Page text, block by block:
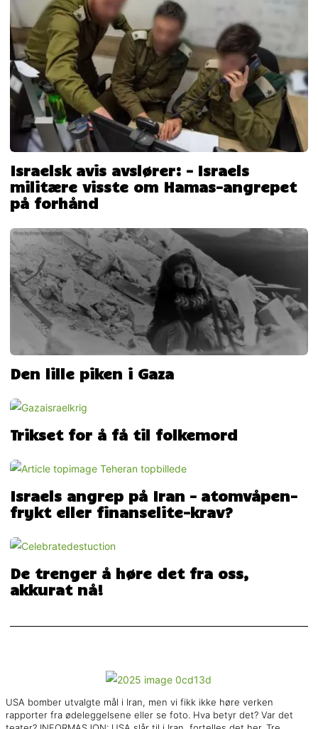
Israelsk avis avslører: – Israels
militære visste om Hamas-angrepet
på forhånd
Den lille piken i Gaza
Trikset for å få til folkemord
Israels angrep på Iran – atomvåpen-
frykt eller finanselite-krav?
De trenger å høre det fra oss,
akkurat nå!
USA bomber utvalgte mål i Iran, men vi fikk ikke høre verken
rapporter fra ødeleggelsene eller se foto. Hva betyr det? Var det